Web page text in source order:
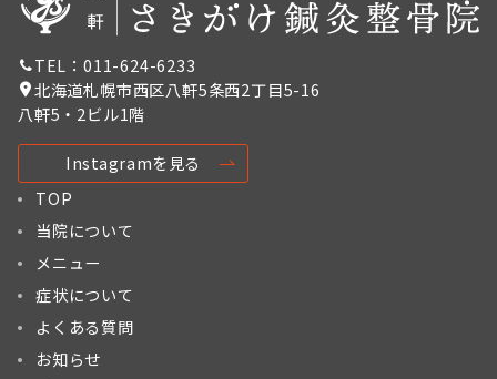
TEL：011-624-6233
北海道札幌市西区八軒5条西2丁目5-16
八軒5・2ビル1階
Instagramを見る
TOP
当院について
メニュー
症状について
よくある質問
お知らせ